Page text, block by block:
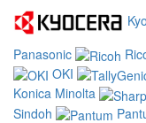
Panasonic
OKI
Konica Minolta
Sindoh